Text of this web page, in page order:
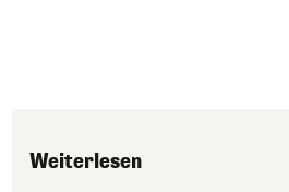
Weiterlesen